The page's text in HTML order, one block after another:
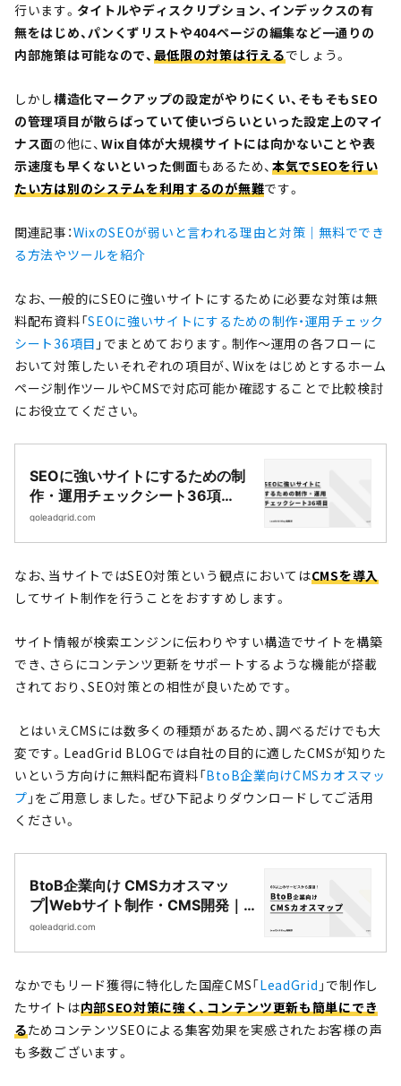
行います。 タイトルやディスクリプション、インデックスの有
無をはじめ、パンくずリストや404ページの編集など一通りの
内部施策は可能なので、 最低限の対策は行えるでしょう。
しかし構造化マークアップの設定がやりにくい、そもそもSEO
の管理項目が散らばっていて使いづらいといった設定上のマイ
ナス面の他に、 Wix自体が大規模サイトには向かないことや表
示速度も早くないといった側面もあるため、 本気でSEOを行い
たい方は別のシステムを利用するのが無難です。
関連記事：WixのSEOが弱いと言われる理由と対策｜無料ででき
る方法やツールを紹介
なお、一般的にSEOに強いサイトにするために必要な対策は無
料配布資料「SEOに強いサイトにするための制作・運用チェック
シート36項目 」でまとめております。制作〜運用の各フローに
おいて対策したいそれぞれの項目が、Wixをはじめとするホーム
ページ制作ツールやCMSで対応可能か確認することで比較検討
にお役立てください。
SEOに強いサイトにするための制
作・運用チェックシート36項
目|Webサイト制作・CMS開発｜
goleadgrid.com
なお、当サイトではSEO対策という観点においてはCMSを導入
してサイト制作を行うことをおすすめします。
サイト情報が検索エンジンに伝わりやすい構造でサイトを構築
でき、さらにコンテンツ更新をサポートするような機能が搭載
されており、SEO対策との相性が良いためです。
とはいえCMSには数多くの種類があるため、調べるだけでも大
変です。LeadGrid BLOGでは自社の目的に適したCMSが知りた
いという方向けに無料配布資料「BtoB企業向けCMSカオスマッ
プ 」をご用意しました。ぜひ下記よりダウンロードしてご活用
ください。
BtoB企業向け CMSカオスマッ
プ|Webサイト制作・CMS開発｜
LeadGrid
goleadgrid.com
なかでもリード獲得に特化した国産CMS「LeadGrid 」で制作し
たサイトは内部SEO対策に強く、コンテンツ更新も簡単にでき
るためコンテンツSEOによる集客効果を実感されたお客様の声
も多数ございます。